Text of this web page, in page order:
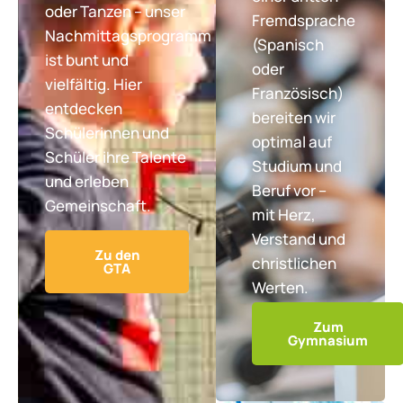
oder Tanzen – unser
Nachmittagsprogramm
ist bunt und
vielfältig. Hier
entdecken
Schülerinnen und
Schüler ihre Talente
und erleben
Gemeinschaft.
Zu den
GTA
Fremdsprache
(Spanisch
oder
Französisch)
bereiten wir
optimal auf
Studium und
Beruf vor –
mit Herz,
Verstand und
christlichen
Werten.
Zum
Gymnasium